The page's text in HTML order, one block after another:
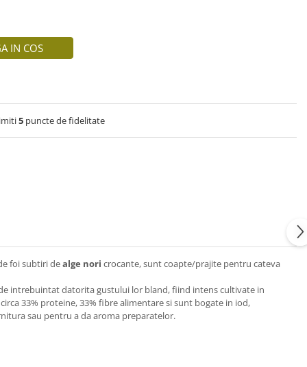
IN COS
5 puncte de fidelitate
foi subtiri dealge nori crocante, sunt coapte/prajite pentru cateva
intrebuintat datorita gustului lor bland, fiind intens cultivate in
33% proteine, 33% fibre alimentare si sunt bogate in iod,
sau pentru a da aroma preparatelor.